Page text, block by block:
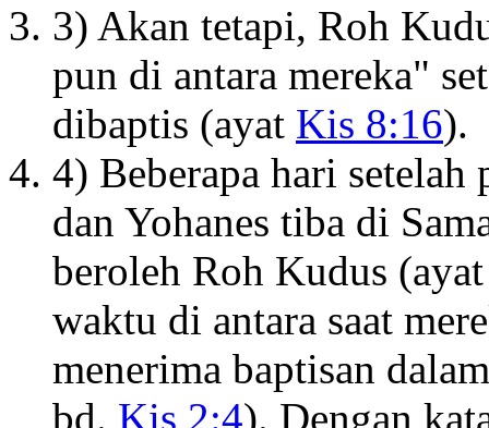
3) Akan tetapi, Roh
pun di antara mereka"
dibaptis (ayat Kis 8:16).
4) Beberapa hari setelah
dan Yohanes tiba di
beroleh Roh Kudus
waktu di antara saat
menerima baptisan
bd. Kis 2:4). Dengan